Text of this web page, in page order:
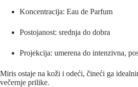
Koncentracija: Eau de Parfum
Postojanost: srednja do dobra
Projekcija: umerena do intenzivna,
Miris ostaje na koži i odeći, čineći ga
večernje prilike.